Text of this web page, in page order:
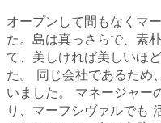
オープンして間もなくマ
た。島は真っさらで、素
て、美しければ美しいほ
た。 同じ会社であるため
いました。 マネージャー
り、マーフシヴァルでも